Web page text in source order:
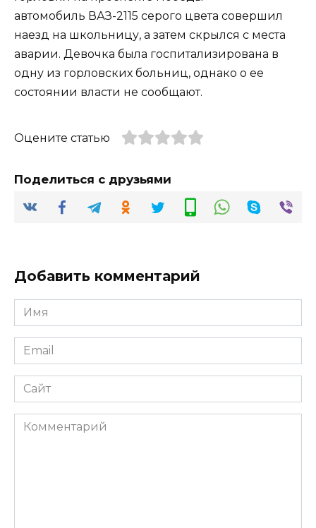
автомобиль ВАЗ-2115 серого цвета совершил
наезд на школьницу, а затем скрылся с места
аварии. Девочка была госпитализирована в
одну из горловских больниц, однако о ее
состоянии власти не сообщают.
Оцените статью
Поделиться с друзьями
Добавить комментарий
Имя
*
Email
*
Сайт
Комментарий